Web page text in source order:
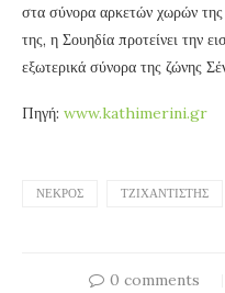
στα σύνορα αρκετών χωρών
της, η Σουηδία προτείνει την
εξωτερικά σύνορα της ζώνης
Πηγή: www.kathimerini.gr
ΝΕΚΡΌΣ ΤΖΙΧΑΝΤΙΣΤΉΣ
0 comments